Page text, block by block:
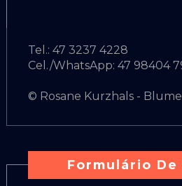
Tel.: 47 3237 4228
Cel./WhatsApp: 47 98404
© Rosane Kurzhals -
Formulário